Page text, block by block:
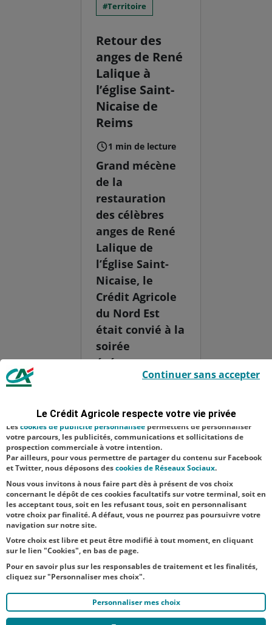
Territoire
Retour des
anges de René
Lalique à
l’église Saint-
Nicaise de
Reims
1 min de lecture
Grand mécène
de la
restauration
des célèbres
anges de René
Lalique de
l’Église Saint-
Nicaise, le
Crédit Agricole
du Nord Est
était convié à la
soirée
événement
organisée par
"Les Amis de
Saint-Nicaise
du Chemin-
Vert" pour
célébr...
Le Crédit Agricole respecte votre vie privée
indispensables car utilisés à des fins de bon fonctionnement et de
sécurité ; d’autres sont facultatifs. Les
satisfaction facultatifs.
Lescookies de publicité personnalisée permettent de personnaliser
votre parcours, les publicités, communications et sollicitations de
prospection commerciale à votre intention.
Par ailleurs, pour vous permettre de partager du contenu sur Facebook
et Twitter, nous déposons descookies de Réseaux Sociaux.
Nous vous invitons à nous faire part dès à présent de vos choix
concernant le dépôt de ces cookies facultatifs sur votre terminal, soit en
les acceptant tous, soit en les refusant tous, soit en personnalisant
votre choix par finalité. A défaut, vous ne pourrez pas poursuivre votre
navigation sur notre site.
Votre choix est libre et peut être modifié à tout moment, en cliquant
sur le lien "Cookies", en bas de page.
Pour en savoir plus sur les responsables de traitement et les finalités,
cliquez sur "Personnaliser mes choix".
Personnaliser mes choix
Continuer sans accepter